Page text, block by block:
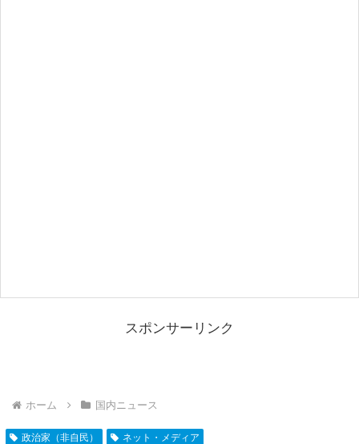
スポンサーリンク
ホーム 国内ニュース
政治家（非自民） ネット・メディア